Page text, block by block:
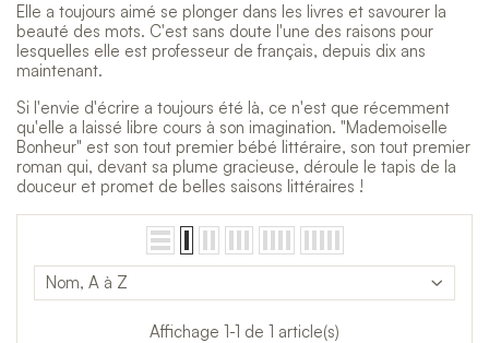
Elle a toujours aimé se plonger dans les livres et savourer la
beauté des mots. C'est sans doute l'une des raisons pour
lesquelles elle est professeur de français, depuis dix ans
maintenant.
Si l'envie d'écrire a toujours été là, ce n'est que récemment
qu'elle a laissé libre cours à son imagination. "Mademoiselle
Bonheur" est son tout premier bébé littéraire, son tout premier
roman qui, devant sa plume gracieuse, déroule le tapis de la
douceur et promet de belles saisons littéraires !
Nom, A à Z
Affichage 1-1 de 1 article(s)